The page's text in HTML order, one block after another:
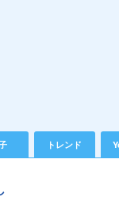
トレンド